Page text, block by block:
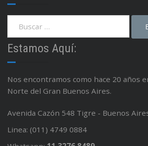
Estamos Aquí:
Nos encontramos como hace 20 años
Norte del Gran Buenos Aires.
Avenida Cazón 548 Tigre - Buenos
Linea: (011) 4749 0884